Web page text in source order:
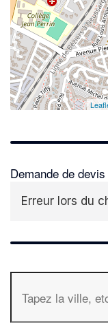
Demande de
Erreur lors du